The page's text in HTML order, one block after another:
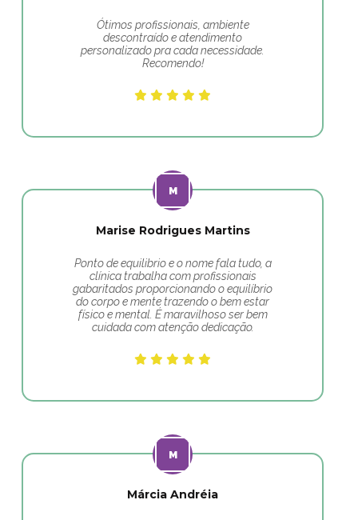
Ótimos profissionais, ambiente
descontraído e atendimento
personalizado pra cada necessidade.
Recomendo!
Marise Rodrigues Martins
Ponto de equilibrio e o nome fala tudo, a
clínica trabalha com profissionais
gabaritados proporcionando o equilíbrio
do corpo e mente trazendo o bem estar
físico e mental. É maravilhoso ser bem
cuidada com atenção dedicação.
Márcia Andréia